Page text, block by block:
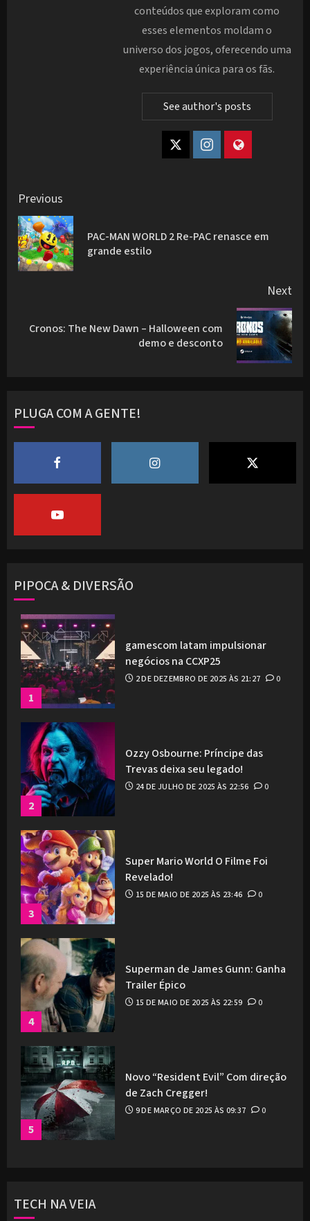
conteúdos que exploram como
esses elementos moldam o
universo dos jogos, oferecendo uma
experiência única para os fãs.
See author's posts
Post
navigation
Previous
PAC-MAN WORLD 2 Re-PAC renasce em
grande estilo
Next
Next
Cronos: The New Dawn – Halloween com
demo e desconto
PLUGA COM A GENTE!
PIPOCA & DIVERSÃO
1
gamescom latam impulsionar
negócios na CCXP25
2 DE DEZEMBRO DE 2025 ÀS 21:27 0
2
Ozzy Osbourne: Príncipe das
Trevas deixa seu legado!
24 DE JULHO DE 2025 ÀS 22:56 0
3
Super Mario World O Filme Foi
Revelado!
15 DE MAIO DE 2025 ÀS 23:46 0
4
Superman de James Gunn: Ganha
Trailer Épico
15 DE MAIO DE 2025 ÀS 22:59 0
5
Novo “Resident Evil” Com direção
de Zach Cregger!
9 DE MARÇO DE 2025 ÀS 09:37 0
TECH NA VEIA